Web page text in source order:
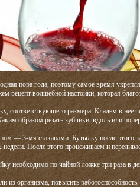
пора года, поэтому самое время
рецепт волшебной настойки, которая
соответствующего размера. Кладем в нее
образом резать зубчики, вдоль или
— 3-мя стаканами. Бутылку после этого
недели. После этого процеживаем и
необходимо по чайной ложке три раза в
из организма, повысить